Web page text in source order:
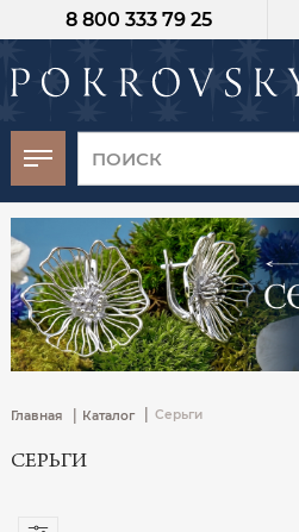
8 800 333 79 25
Главная | Каталог Серьги
СЕРЬГИ
-30%
от 15 дней с
момента оплаты